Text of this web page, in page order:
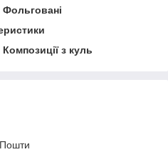
Фольговані
Композиції з куль